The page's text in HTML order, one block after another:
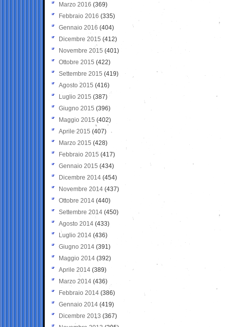
Marzo 2016 (369)
Febbraio 2016 (335)
Gennaio 2016 (404)
Dicembre 2015 (412)
Novembre 2015 (401)
Ottobre 2015 (422)
Settembre 2015 (419)
Agosto 2015 (416)
Luglio 2015 (387)
Giugno 2015 (396)
Maggio 2015 (402)
Aprile 2015 (407)
Marzo 2015 (428)
Febbraio 2015 (417)
Gennaio 2015 (434)
Dicembre 2014 (454)
Novembre 2014 (437)
Ottobre 2014 (440)
Settembre 2014 (450)
Agosto 2014 (433)
Luglio 2014 (436)
Giugno 2014 (391)
Maggio 2014 (392)
Aprile 2014 (389)
Marzo 2014 (436)
Febbraio 2014 (386)
Gennaio 2014 (419)
Dicembre 2013 (367)